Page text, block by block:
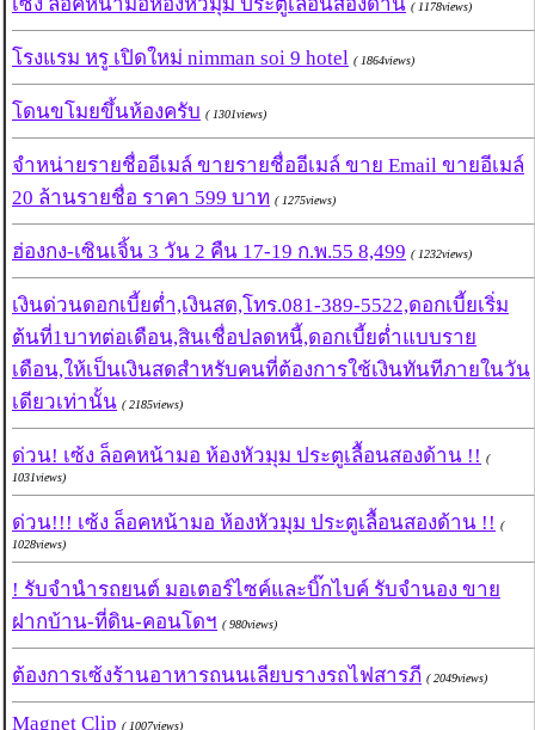
เซ้ง ล็อคหน้ามอห้องหัวมุม ประตูเลื้อนสองด้าน ( 1178views)
โรงแรม หรู เปิดใหม่ nimman soi 9 hotel ( 1864views)
โดนขโมยขึ้นห้องครับ ( 1301views)
จำหน่ายรายชื่ออีเมล์ ขายรายชื่ออีเมล์ ขาย Email ขายอีเมล์
20 ล้านรายชื่อ ราคา 599 บาท ( 1275views)
ฮ่องกง-เซินเจิ้น 3 วัน 2 คืน 17-19 ก.พ.55 8,499 ( 1232views)
เงินด่วนดอกเบี้ยต่ำ,เงินสด,โทร.081-389-5522,ดอกเบี้ยเริ่ม
ต้นที่1บาทต่อเดือน,สินเชื่อปลดหนี้,ดอกเบี้ยต่ำแบบราย
เดือน,ให้เป็นเงินสดสำหรับคนที่ต้องการใช้เงินทันทีภายในวัน
เดียวเท่านั้น ( 2185views)
ด่วน! เซ้ง ล็อคหน้ามอ ห้องหัวมุม ประตูเลื้อนสองด้าน !! (
1031views)
ด่วน!!! เซ้ง ล็อคหน้ามอ ห้องหัวมุม ประตูเลื้อนสองด้าน !! (
1028views)
! รับจำนำรถยนต์ มอเตอร์ไซค์และบิ๊กไบค์ รับจำนอง ขาย
ฝากบ้าน-ที่ดิน-คอนโดฯ ( 980views)
ต้องการเซ้งร้านอาหารถนนเลียบรางรถไฟสารภี ( 2049views)
Magnet Clip ( 1007views)